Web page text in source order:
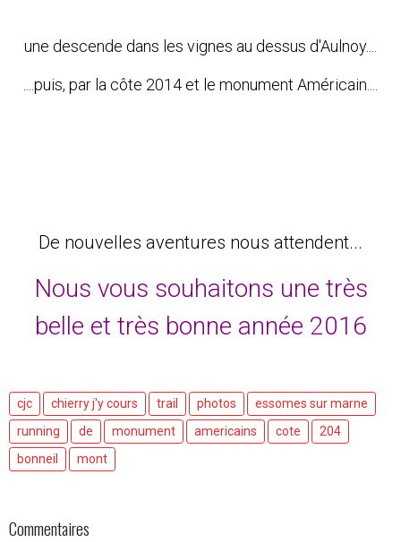
une descende dans les vignes au dessus d'Aulnoy....
....puis, par la côte 2014 et le monument Américain....
De nouvelles aventures nous attendent...
Nous vous souhaitons une très
belle et très bonne année 2016
cjc chierry j'y cours trail photos
essomes sur marne
running
de monument americains cote
204
bonneil
mont
Commentaires